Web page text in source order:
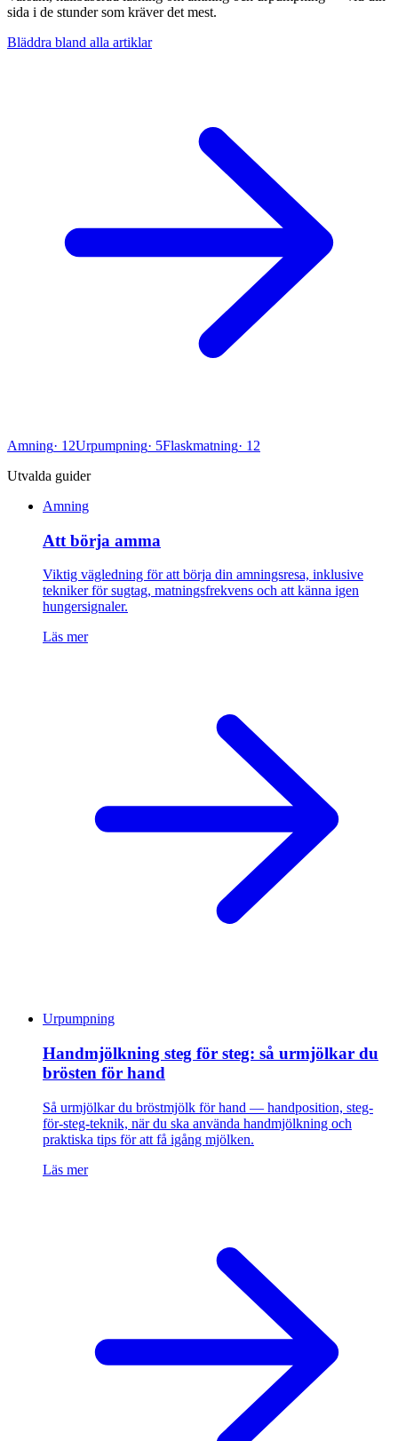
sida i de stunder som kräver det mest.
Bläddra bland alla artiklar
Amning· 12Urpumpning· 5Flaskmatning· 12
Utvalda guider
Amning
Att börja amma
Viktig vägledning för att börja din amningsresa, inklusive
tekniker för sugtag, matningsfrekvens och att känna igen
hungersignaler.
Läs mer
Urpumpning
Handmjölkning steg för steg: så urmjölkar du
brösten för hand
Så urmjölkar du bröstmjölk för hand — handposition, steg-
för-steg-teknik, när du ska använda handmjölkning och
praktiska tips för att få igång mjölken.
Läs mer